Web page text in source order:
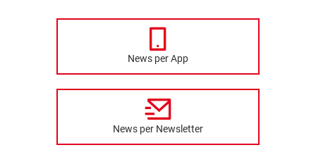
News per App
News per Newsletter